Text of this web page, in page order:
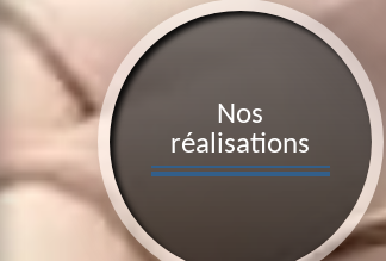
Nos
réalisations